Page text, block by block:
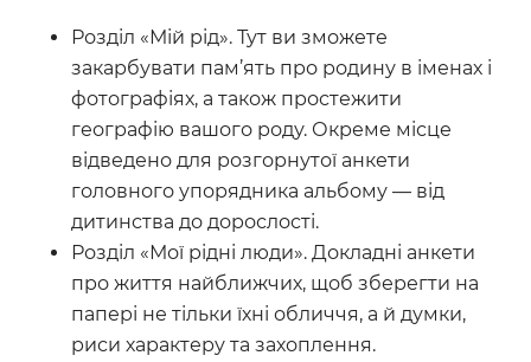
Розділ «Мій рід». Тут ви зможете
закарбувати пам’ять про родину в іменах і
фотографіях, а також простежити
географію вашого роду. Окреме місце
відведено для розгорнутої анкети
головного упорядника альбому — від
дитинства до дорослості.
Розділ «Мої рідні люди». Докладні анкети
про життя найближчих, щоб зберегти на
папері не тільки їхні обличчя, а й думки,
риси характеру та захоплення.